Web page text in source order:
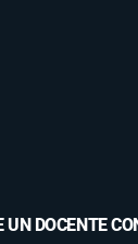
UN DOCENTE